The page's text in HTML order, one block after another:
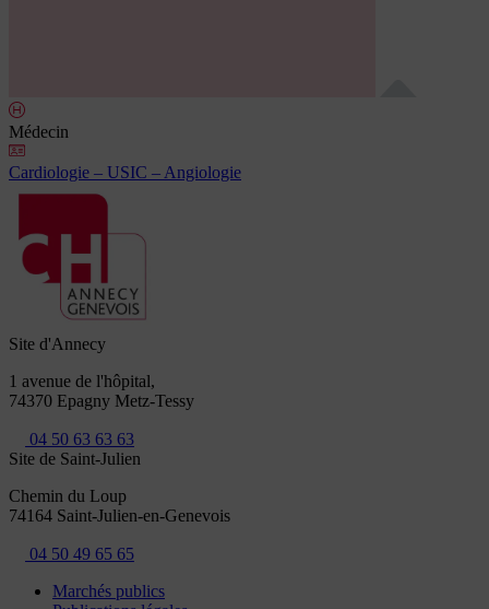
Médecin
Cardiologie – USIC – Angiologie
Site d'Annecy
1 avenue de l'hôpital,
74370 Epagny Metz-Tessy
04 50 63 63 63
Site de Saint-Julien
Chemin du Loup
74164 Saint-Julien-en-Genevois
04 50 49 65 65
Marchés publics